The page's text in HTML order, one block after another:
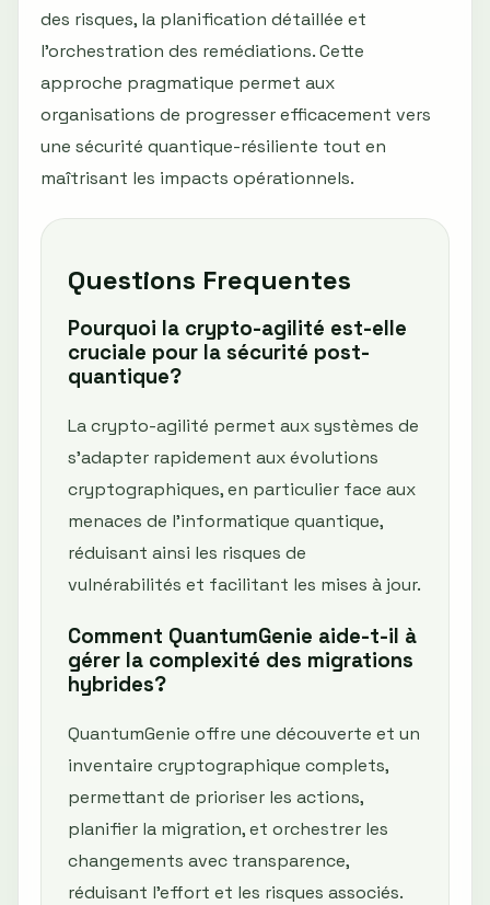
des risques, la planification détaillée et
l'orchestration des remédiations. Cette
approche pragmatique permet aux
organisations de progresser efficacement vers
une sécurité quantique-résiliente tout en
maîtrisant les impacts opérationnels.
Questions Frequentes
Pourquoi la crypto-agilité est-elle
cruciale pour la sécurité post-
quantique?
La crypto-agilité permet aux systèmes de
s'adapter rapidement aux évolutions
cryptographiques, en particulier face aux
menaces de l'informatique quantique,
réduisant ainsi les risques de
vulnérabilités et facilitant les mises à jour.
Comment QuantumGenie aide-t-il à
gérer la complexité des migrations
hybrides?
QuantumGenie offre une découverte et un
inventaire cryptographique complets,
permettant de prioriser les actions,
planifier la migration, et orchestrer les
changements avec transparence,
réduisant l'effort et les risques associés.